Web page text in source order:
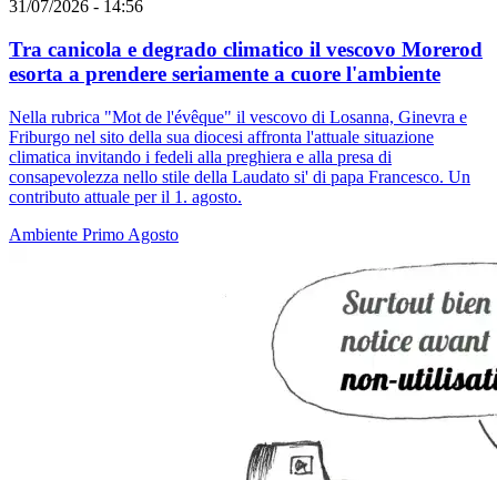
31/07/2026 - 14:56
Tra canicola e degrado climatico il vescovo Morerod
esorta a prendere seriamente a cuore l'ambiente
Nella rubrica "Mot de l'évêque" il vescovo di Losanna, Ginevra e
Friburgo nel sito della sua diocesi affronta l'attuale situazione
climatica invitando i fedeli alla preghiera e alla presa di
consapevolezza nello stile della Laudato si' di papa Francesco. Un
contributo attuale per il 1. agosto.
Ambiente Primo Agosto